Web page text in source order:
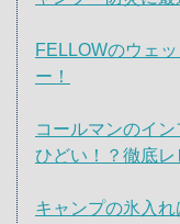
FELLOWのウェ
ー！
コールマンのイ
ひどい！？徹底レ
キャンプの氷入れ